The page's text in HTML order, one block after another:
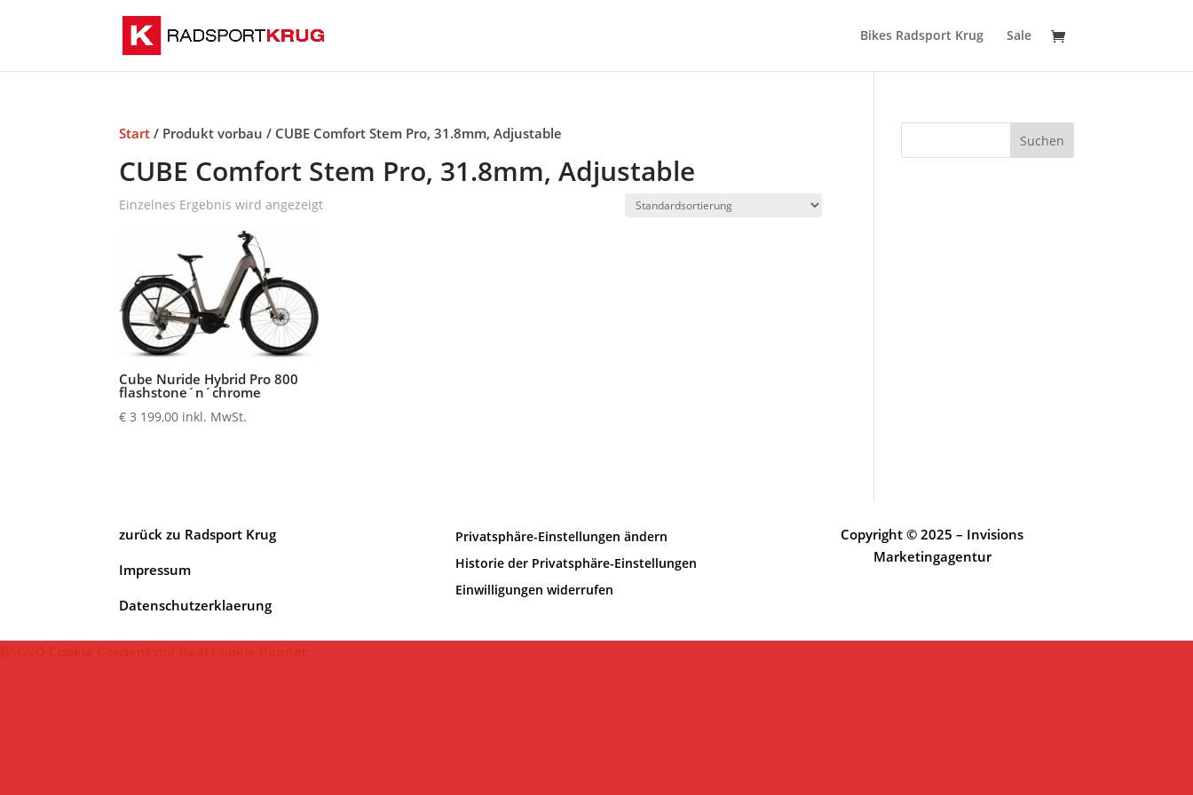
Bikes Radsport Krug Sale
Start / Produkt vorbau / CUBE Comfort Stem Pro, 31.8mm, Adjustable
CUBE Comfort Stem Pro, 31.8mm, Adjustable
Einzelnes Ergebnis wird angezeigt
Cube Nuride Hybrid Pro 800
flashstone´n´chrome
€ 3 199,00 inkl. MwSt.
Suchen
zurück zu Radsport Krug
Impressum
Datenschutzerklaerung
Privatsphäre-Einstellungen ändern
Historie der Privatsphäre-Einstellungen
Einwilligungen widerrufen
Copyright © 2025 – Invisions
Marketingagentur
DSGVO Cookie Consent mit Real Cookie Banner